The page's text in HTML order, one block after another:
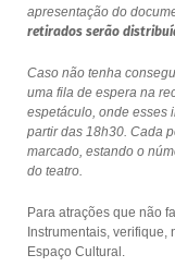
apresentação do
retirados serão
Caso não tenha
uma fila de espera na
espetáculo, onde esses
partir das 18h30. Cada
marcado, estando o
do teatro.
Para atrações que não
Instrumentais,
Espaço Cultural.